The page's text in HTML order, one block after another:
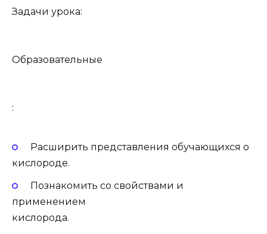
Задачи урока:
Образовательные
:
Расширить представления обучающихся о
кислороде.
Познакомить со свойствами и
применением
кислорода.